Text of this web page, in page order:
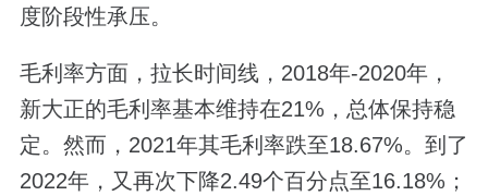
度阶段性承压。
毛利率方面，拉长时间线，2018年-2020年，
新大正的毛利率基本维持在21%，总体保持稳
定。然而，2021年其毛利率跌至18.67%。到了
2022年，又再次下降2.49个百分点至16.18%；